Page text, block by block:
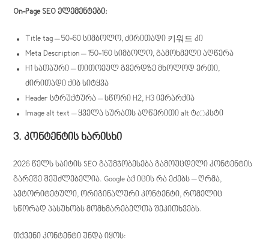
On-Page SEO ელემენტები:
Title tag – 50-60 სიმბოლო, ძირითადი 키워드 კი
Meta Description – 150-160 სიმბოლო, გამოხმელი აღწერა
H1 სათაური – თითოეულ გვერდზე მხოლოდ ერთი,
ძირითადი ქიბ სიტყვა
Header სტრუქტურა – სწორი H2, H3 იერარქია
Image alt text – ყველა სურათს აღწერითი alt ტেკსტი
3. კონტენტის ხარისხი
2026 წელს საიტის SEO გაუმჯობესება გამოუცდელი კონტენტის
გარეშე შეუძლებელია. Google აქ იცის რა ეძებს – ღრმა,
ავტორიტეტული, ორიგინალური კონტენტი, რომელიც
სწორად პასუხობს მომხმარებელთა შეკითხვებს.
თქვენი კონტენტი უნდა იყოს: